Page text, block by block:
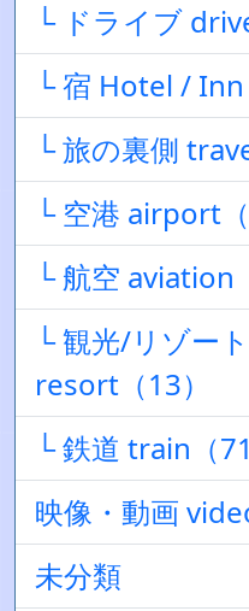
└ ドライブ
└ 宿 Hotel / Inn
└ 旅の裏側
└ 空港 airport（
└ 航空 aviation
└ 観光/リゾー
resort（13）
└ 鉄道 train（71
映像・動画
未分類